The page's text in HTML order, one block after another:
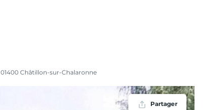
01400 Châtillon-sur-Chalaronne
Partager